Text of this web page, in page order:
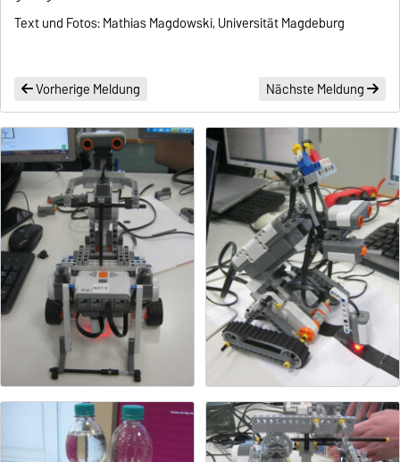
Text und Fotos: Mathias Magdowski, Universität Magdeburg
Vorherige Meldung Nächste Meldung